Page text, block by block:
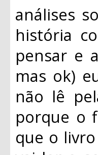
análises
história
pensar e
mas ok)
não lê
porque o
que o